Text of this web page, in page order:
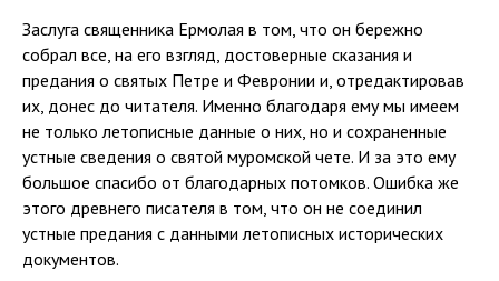
Заслуга священника Ермолая в том, что он бережно
собрал все, на его взгляд, достоверные сказания и
предания о святых Петре и Февронии и, отредактировав
их, донес до читателя. Именно благодаря ему мы имеем
не только летописные данные о них, но и сохраненные
устные сведения о святой муромской чете. И за это ему
большое спасибо от благодарных потомков. Ошибка же
этого древнего писателя в том, что он не соединил
устные предания с данными летописных исторических
документов.